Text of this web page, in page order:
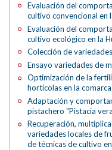
Evaluación del
cultivo convencional en
Evaluación del
cultivo ecológico en la
Colección de
Ensayo variedades de
Optimización de la
hortícolas en la
Adaptación y
pistachero "Pistacia
Recuperación,
variedades locales de
de técnicas de cultivo